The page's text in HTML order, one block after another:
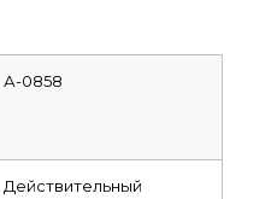
А-0858
Действительный